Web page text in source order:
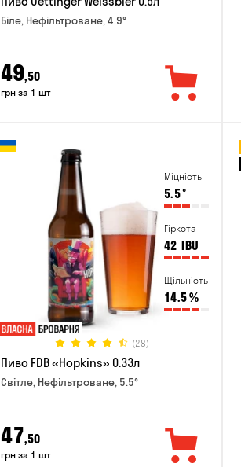
Біле, Нефільтроване, 4.9°
49,50
грн за 1 шт
Міцність
5.5°
Гіркота
42 IBU
Щільність
14.5%
(28)
Пиво FDB «Hopkins» 0.33л
Світле, Нефільтроване, 5.5°
47,50
грн за 1 шт